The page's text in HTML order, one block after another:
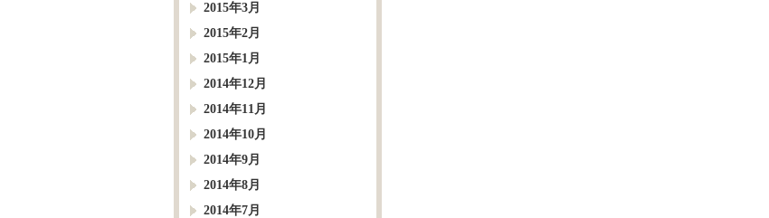
2015年3月
2015年2月
2015年1月
2014年12月
2014年11月
2014年10月
2014年9月
2014年8月
2014年7月